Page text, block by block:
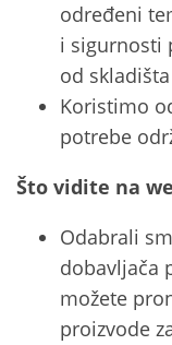
određeni
i sigurnosti
od
Koristimo
potrebe
Što vidite na
Odabrali
dobavljača
možete
proizvode